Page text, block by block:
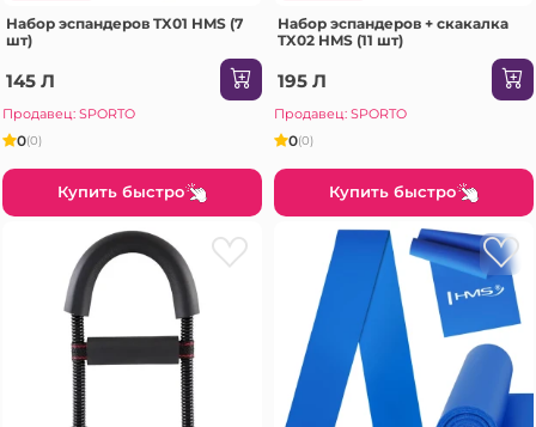
Набор эспандеров TX01 HMS (7
шт)
145 Л
Продавец: SPORTO
0(0)
Купить быстро
Набор эспандеров + скакалка
TX02 HMS (11 шт)
195 Л
Продавец: SPORTO
0(0)
Купить быстро